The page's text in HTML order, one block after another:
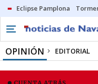
Eclipse Pamplona
OPINIÓN EDITORIAL